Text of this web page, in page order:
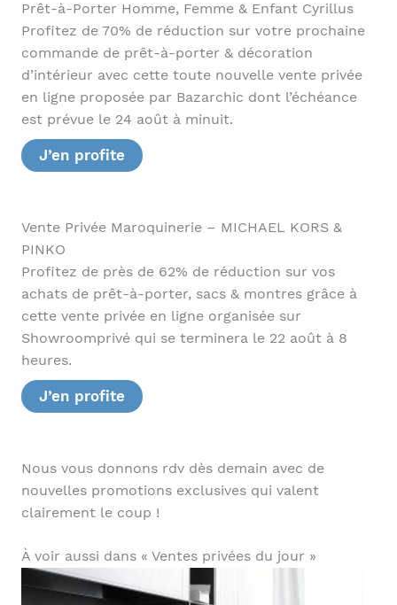
Prêt-à-Porter Homme, Femme & Enfant Cyrillus
Profitez de 70% de réduction sur votre prochaine
commande de prêt-à-porter & décoration
d’intérieur avec cette toute nouvelle vente privée
en ligne proposée par Bazarchic dont l’échéance
est prévue le 24 août à minuit.
J’en profite
Vente Privée Maroquinerie – MICHAEL KORS &
PINKO
Profitez de près de 62% de réduction sur vos
achats de prêt-à-porter, sacs & montres grâce à
cette vente privée en ligne organisée sur
Showroomprivé qui se terminera le 22 août à 8
heures.
J’en profite
Nous vous donnons rdv dès demain avec de
nouvelles promotions exclusives qui valent
clairement le coup !
À voir aussi dans « Ventes privées du jour »